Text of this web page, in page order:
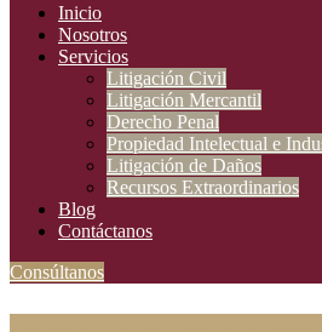
Inicio
Nosotros
Servicios
Litigación Civil
Litigación Mercantil
Derecho Penal
Propiedad Intelectual e
Litigación de Daños
Recursos Extraordinarios
Blog
Contáctanos
Consúltanos